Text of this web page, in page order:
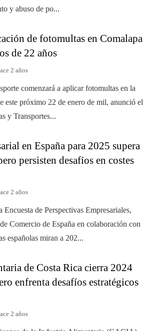
y abuso de po...
de fotomultas en Comalapa
de 22 años
2 años
comenzará a aplicar fotomultas en la
este próximo 22 de enero de mil, anunció el
y Transportes...
en España para 2025 supera
persisten desafíos en costes
2 años
Encuesta de Perspectivas Empresariales,
Comercio de España en colaboración con
españolas miran a 202...
de Costa Rica cierra 2024
enfrenta desafíos estratégicos
2 años